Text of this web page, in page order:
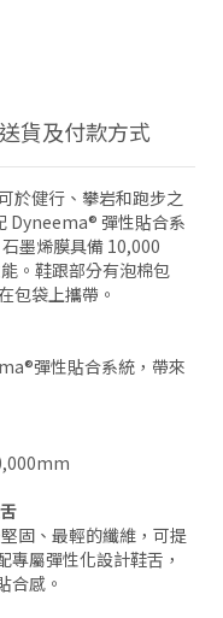
送貨及付款方式
於健行、攀岩和跑步之
Dyneema® 彈性貼合系
墨烯膜具備 10,000
。鞋跟部分有泡棉包
包袋上攜帶。
彈性貼合系統，帶來
固、最輕的纖維，可提
屬彈性化設計鞋舌，
合感。